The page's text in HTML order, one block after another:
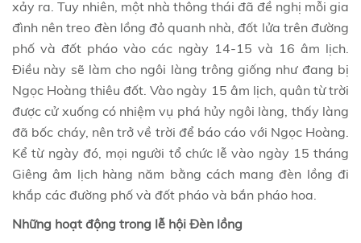
xảy ra. Tuy nhiên, một nhà thông thái đã đề nghị mỗi gia
đình nên treo đèn lồng đỏ quanh nhà, đốt lửa trên đường
phố và đốt pháo vào các ngày 14-15 và 16 âm lịch.
Điều này sẽ làm cho ngôi làng trông giống như đang bị
Ngọc Hoàng thiêu đốt. Vào ngày 15 âm lịch, quân từ trời
được cử xuống có nhiệm vụ phá hủy ngôi làng, thấy làng
đã bốc cháy, nên trở về trời để báo cáo với Ngọc Hoàng.
Kể từ ngày đó, mọi người tổ chức lễ vào ngày 15 tháng
Giêng âm lịch hàng năm bằng cách mang đèn lồng đi
khắp các đường phố và đốt pháo và bắn pháo hoa.
Những hoạt động trong lễ hội Đèn lồng